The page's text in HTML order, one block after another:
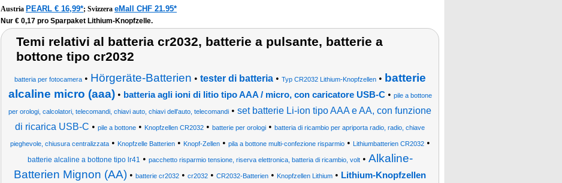
Austria PEARL € 16,99*; Svizzera eMall CHF 21.95*
Nur € 0,17 pro Sparpaket Lithium-Knopfzelle.
Temi relativi al batteria cr2032, batterie a pulsante, batterie a
bottone tipo cr2032
batteria per fotocamera• Hörgeräte-Batterien • tester di batteria• Typ CR2032 Lithium-Knopfzellen• batterie
alcaline micro (aaa)• batteria agli ioni di litio tipo AAA / micro, con caricatore USB-C• pile a bottone
per orologi, calcolatori, telecomandi, chiavi auto, chiavi dell'auto, telecomandi • set batterie Li-ion tipo AAA e AA, con funzione
di ricarica USB-C • pile a bottone • Knopfzellen CR2032 • batterie per orologi • batteria di ricambio per apriporta radio, radio, chiave
pieghevole, chiusura centralizzata• Knopfzelle Batterien• Knopf-Zellen• pila a bottone multi-confezione risparmio• Lithiumbatterien CR2032•
batterie alcaline a bottone tipo lr41 • pacchetto risparmio tensione, riserva elettronica, batteria di ricambio, volt• Alkaline-
Batterien Mignon (AA) • batterie cr2032 • cr2032 • CR2032-Batterien • Knopfzellen Lithium • Lithium-Knopfzellen